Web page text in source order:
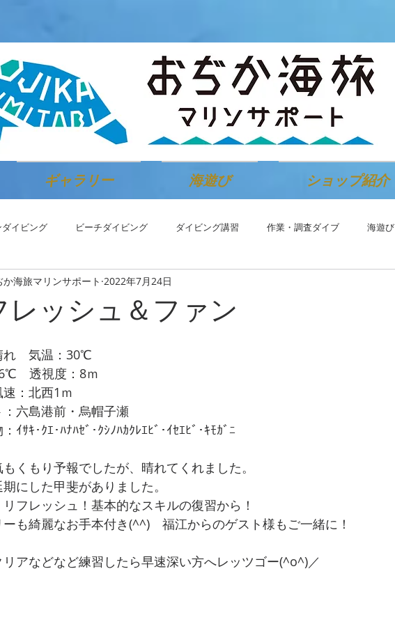
ギャラリー 海遊び ショップ紹介
ダイビング ビーチダイビング ダイビング講習 作業・調査ダイブ 海遊び
レッシュ＆ファン
か海旅マリンサポート 2022年7月24日
れ　気温：30℃
　透視度：8ｍ
：北西1ｍ
六島港前・烏帽子瀬
ｲｻｷ･ｸｴ･ﾊﾅﾊｾﾞ･ｸｼﾉﾊｶｸﾚｴﾋﾞ･ｲｾｴﾋﾞ･ｷﾓｶﾞﾆ
くもり予報でしたが、晴れてくれました。
にした甲斐がありました。
リフレッシュ！基本的なスキルの復習から！
も綺麗なお手本付き(^^)　福江からのゲスト様もご一緒に！
リアなどなど練習したら早速深い方へレッツゴー(^o^)／